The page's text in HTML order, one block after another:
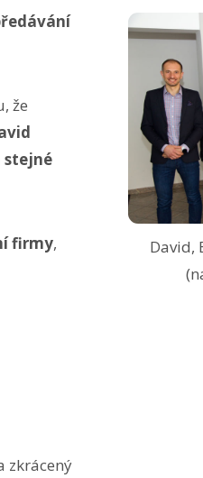
že
stejné
firmy,
zkrácený
David,